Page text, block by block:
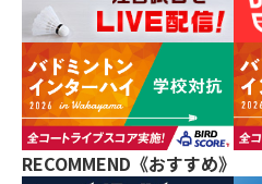
RECOMMEND《おすすめ》